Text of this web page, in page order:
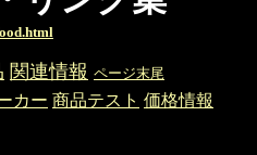
関連情報 ページ末尾
カー 商品テスト 価格情報